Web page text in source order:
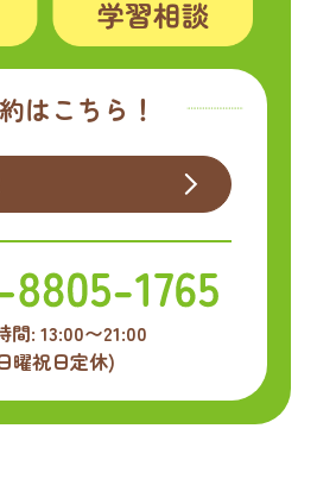
はこちら！
間: 13:00〜21:00
曜祝日定休)